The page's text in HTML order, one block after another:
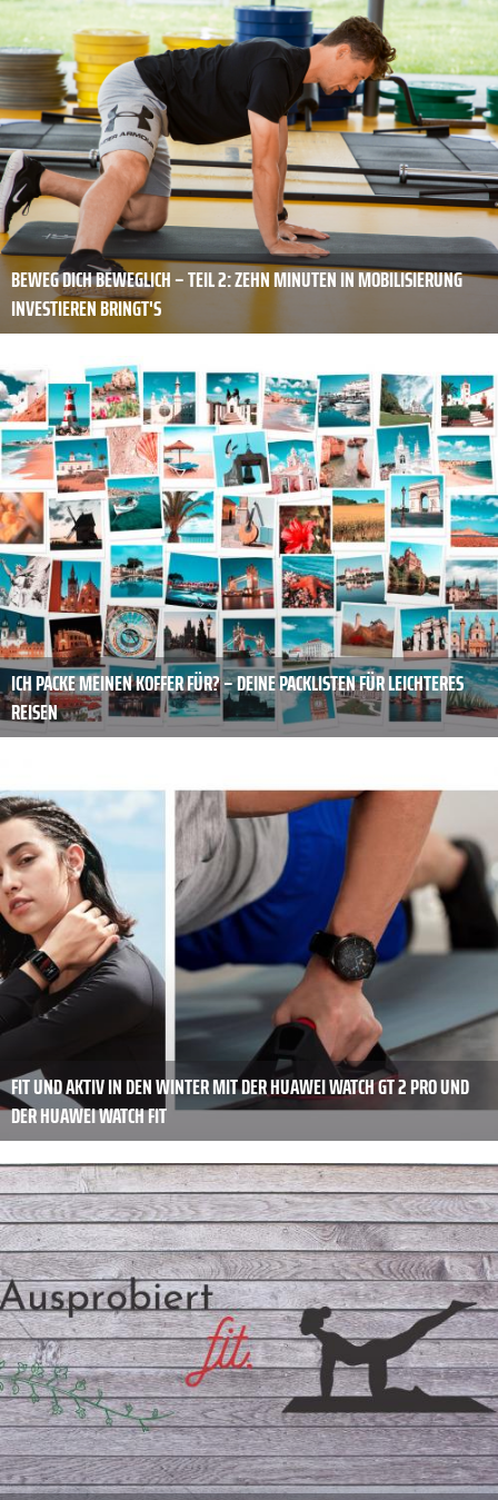
BEWEG DICH BEWEGLICH – TEIL 2: ZEHN MINUTEN IN MOBILISIERUNG
INVESTIEREN BRINGT'S
ICH PACKE MEINEN KOFFER FÜR? – DEINE PACKLISTEN FÜR LEICHTERES
REISEN
FIT UND AKTIV IN DEN WINTER MIT DER HUAWEI WATCH GT 2 PRO UND
DER HUAWEI WATCH FIT